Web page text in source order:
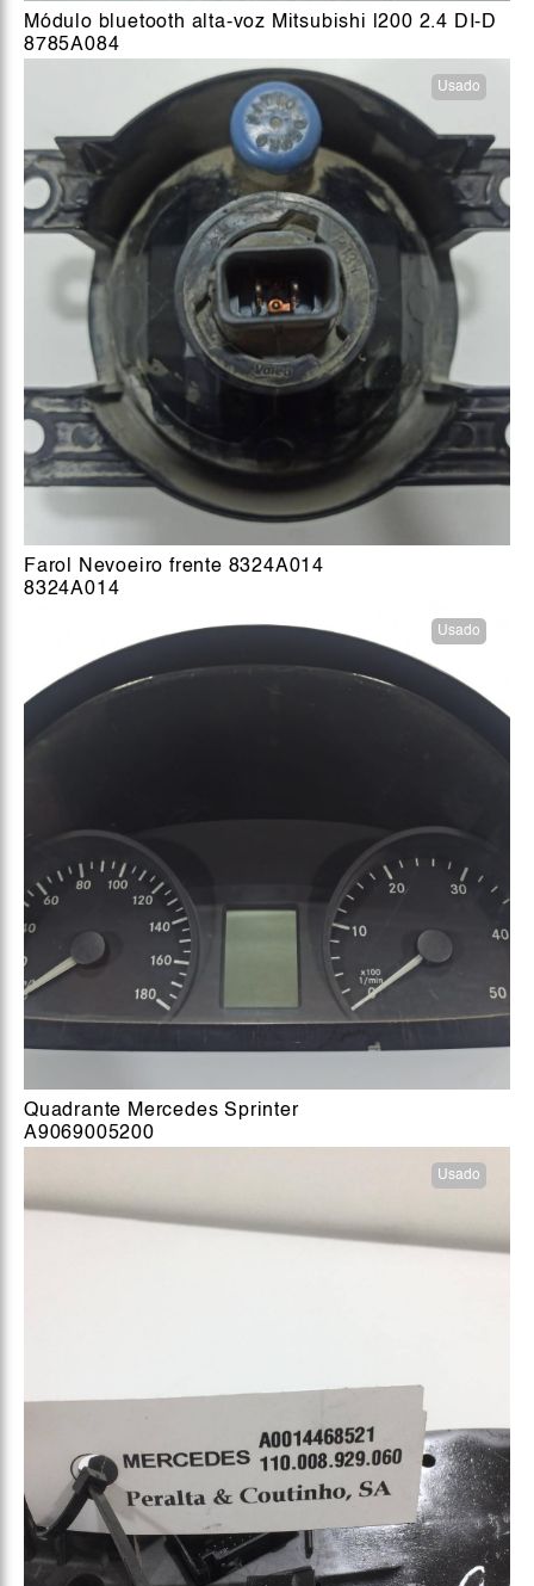
Módulo bluetooth alta-voz Mitsubishi l200 2.4 DI-D
8785A084
Usado
Farol Nevoeiro frente 8324A014
8324A014
Usado
Quadrante Mercedes Sprinter
A9069005200
Usado